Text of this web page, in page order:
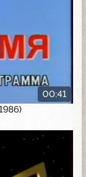
00:41